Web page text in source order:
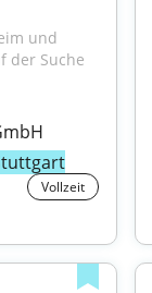
und
der Suche
Vollzeit